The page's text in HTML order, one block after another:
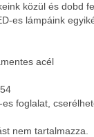
közül és dobd
es lámpáink
acél
foglalat,
nem tartalmazza.